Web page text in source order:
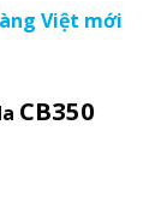
Việt mới
CB350